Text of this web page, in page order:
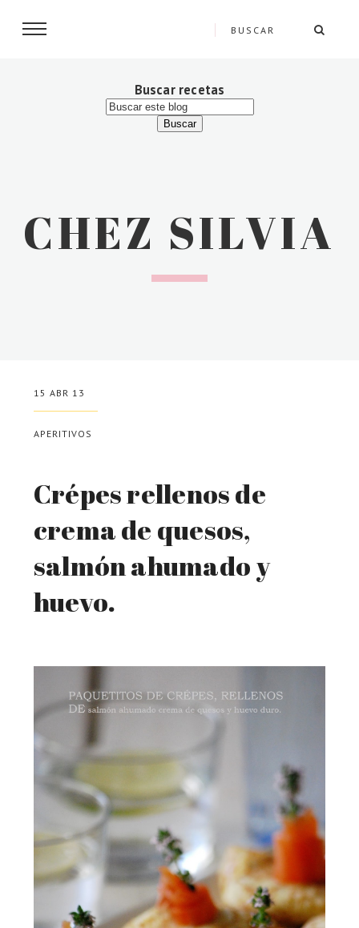
Buscar recetas
CHEZ SILVIA
15 ABR 13
APERITIVOS
Crépes rellenos de
crema de quesos,
salmón ahumado y
huevo.